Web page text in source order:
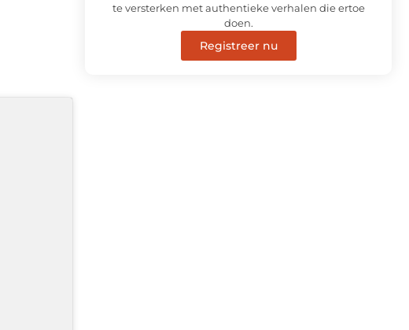
te versterken met authentieke verhalen die ertoe
doen.
Registreer nu